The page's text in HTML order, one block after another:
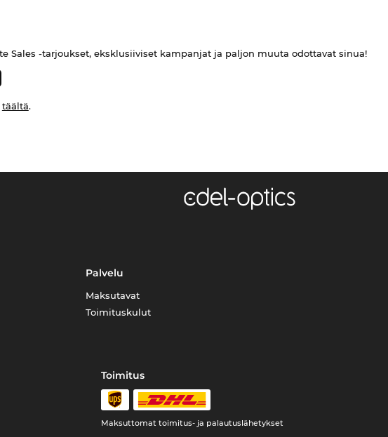
Sales -tarjoukset, eksklusiiviset kampanjat ja paljon muuta odottavat sinua!
täältä.
Palvelu
Maksutavat
Toimituskulut
Toimitus
Maksuttomat toimitus- ja palautuslähetykset